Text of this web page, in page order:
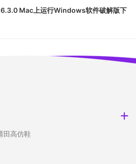
Mac上运行Windows软件破解版下
田高仿鞋